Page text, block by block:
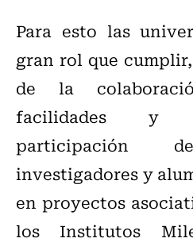
Para esto las
gran rol que
de la
facilidades y
participación
investigadores y
en proyectos
los Institutos